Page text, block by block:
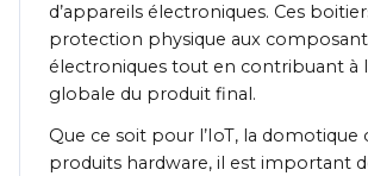
d’appareils électroniques. Ces
protection physique aux
électroniques tout en contribuant à
globale du produit final.
Que ce soit pour l’IoT, la domotique
produits hardware, il est important